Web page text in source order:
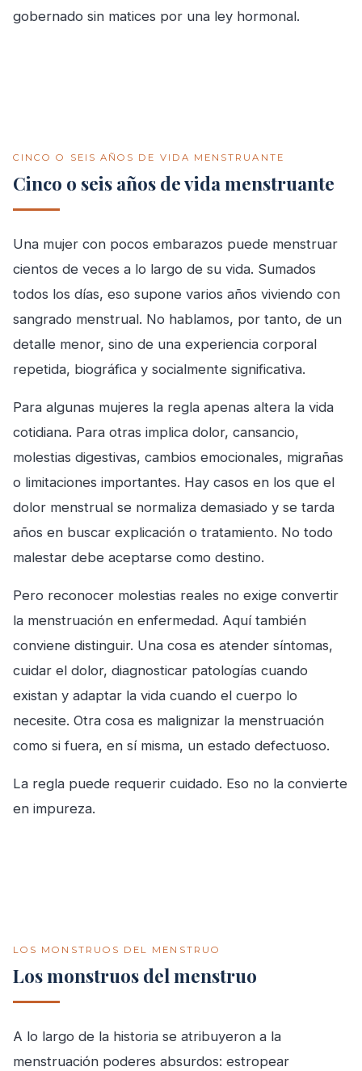
gobernado sin matices por una ley hormonal.
CINCO O SEIS AÑOS DE VIDA MENSTRUANTE
Cinco o seis años de vida menstruante
Una mujer con pocos embarazos puede menstruar
cientos de veces a lo largo de su vida. Sumados
todos los días, eso supone varios años viviendo con
sangrado menstrual. No hablamos, por tanto, de un
detalle menor, sino de una experiencia corporal
repetida, biográfica y socialmente significativa.
Para algunas mujeres la regla apenas altera la vida
cotidiana. Para otras implica dolor, cansancio,
molestias digestivas, cambios emocionales, migrañas
o limitaciones importantes. Hay casos en los que el
dolor menstrual se normaliza demasiado y se tarda
años en buscar explicación o tratamiento. No todo
malestar debe aceptarse como destino.
Pero reconocer molestias reales no exige convertir
la menstruación en enfermedad. Aquí también
conviene distinguir. Una cosa es atender síntomas,
cuidar el dolor, diagnosticar patologías cuando
existan y adaptar la vida cuando el cuerpo lo
necesite. Otra cosa es malignizar la menstruación
como si fuera, en sí misma, un estado defectuoso.
La regla puede requerir cuidado. Eso no la convierte
en impureza.
LOS MONSTRUOS DEL MENSTRUO
Los monstruos del menstruo
A lo largo de la historia se atribuyeron a la
menstruación poderes absurdos: estropear